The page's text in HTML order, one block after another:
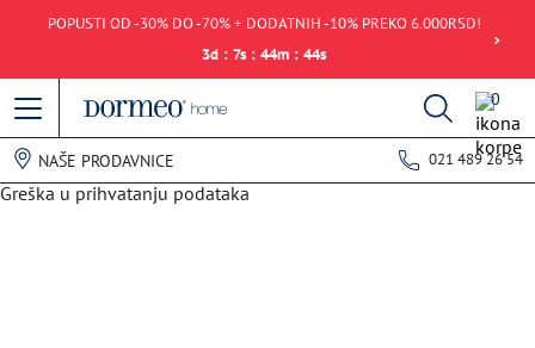
POPUSTI OD -30% DO -70% + DODATNIH -10% PREKO 6.000RSD!
3d : 7s : 44m : 44s
0
NAŠE PRODAVNICE 021 489 26 54
Greška u prihvatanju podataka